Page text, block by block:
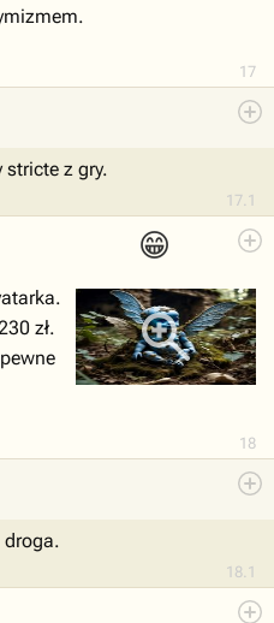
17
17.1
stricte z gry.
😁
18
zł.
18.1
droga.